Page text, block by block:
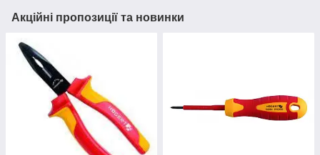
Акційні пропозиції та новинки